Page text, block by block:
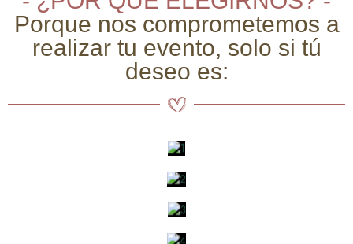
Porque nos comprometemos a
realizar tu evento, solo si tú
deseo es: